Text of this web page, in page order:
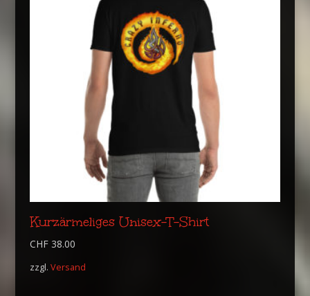
Kurzärmeliges Unisex-T-Shirt
CHF38.00
zzgl. Versand